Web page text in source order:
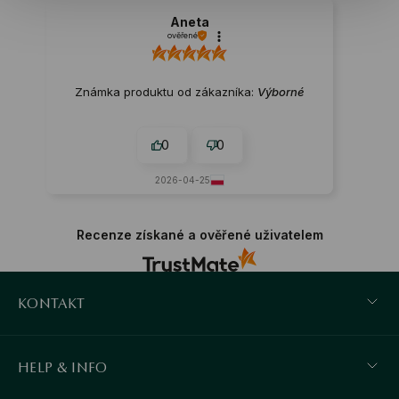
Aneta
ověřené
Známka produktu od zákazníka: Výborné
0 0
2026-04-25
Recenze získané a ověřené uživatelem
KONTAKT
HELP & INFO